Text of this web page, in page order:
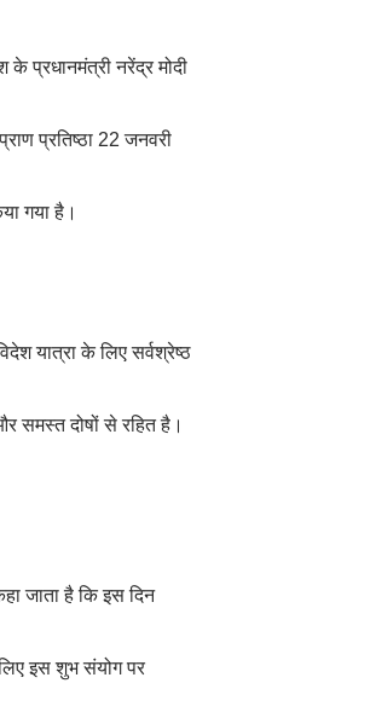
के प्रधानमंत्री नरेंद्र मोदी
प्रतिष्‍ठा 22 जनवरी
गया है।
यात्रा के लिए सर्वश्रेष्‍ठ
समस्त दोषों से रहित है।
जाता है कि इस दिन
इस शुभ संयोग पर